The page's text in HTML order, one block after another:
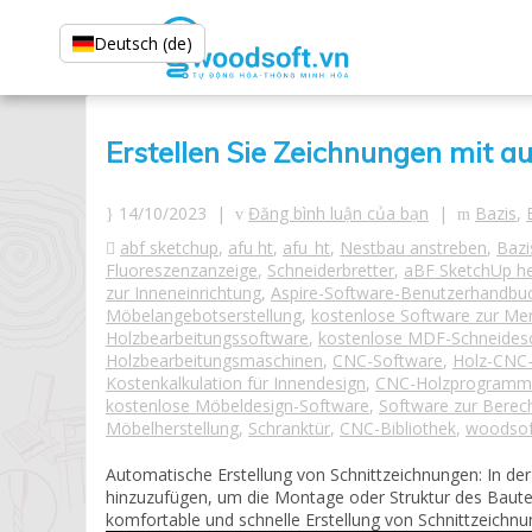
Erstellen Sie Zeichnungen mit
14/10/2023 | Đăng bình luận của bạn | Bazis,
abf sketchup, afu ht, afu_ht, Nestbau anstreben,
Fluoreszenzanzeige, Schneiderbretter, aBF SketchUp
zur Inneneinrichtung, Aspire-Software-
Möbelangebotserstellung, kostenlose Software zur
Holzbearbeitungssoftware, kostenlose MDF-
Holzbearbeitungsmaschinen, CNC-Software, Holz-
Kostenkalkulation für Innendesign, CNC-
kostenlose Möbeldesign-Software, Software zur
Möbelherstellung, Schranktür, CNC-Bibliothek,
Automatische Erstellung von Schnittzeichnungen: In
hinzuzufügen, um die Montage oder Struktur des
komfortable und schnelle Erstellung von
Deutsch (de)